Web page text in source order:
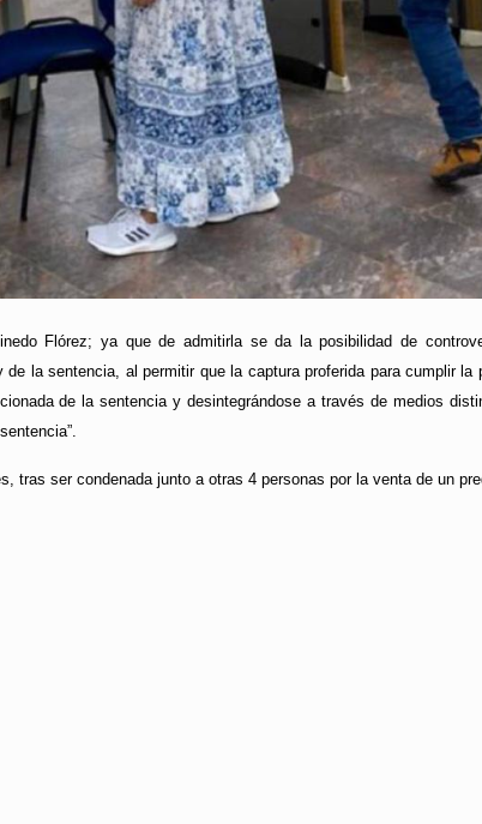
Flórez; ya que de admitirla se da la posibilidad de
la sentencia, al permitir que la captura proferida para cumplir la
de la sentencia y desintegrándose a través de medios
tras ser condenada junto a otras 4 personas por la venta de un